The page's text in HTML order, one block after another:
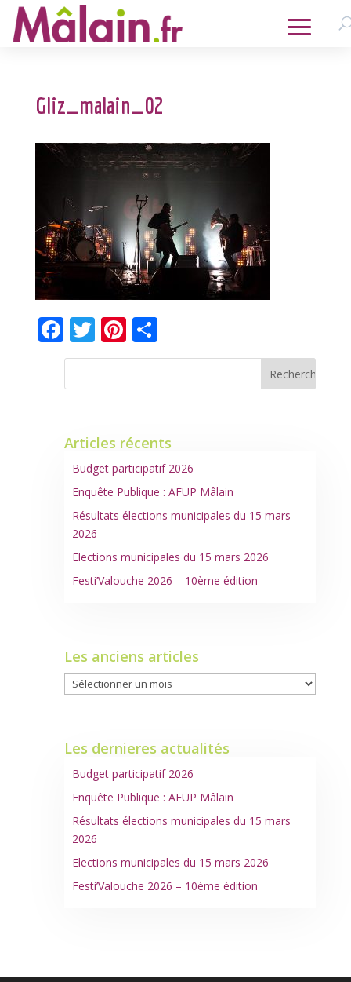
Gliz_malain_02
Facebook
Twitter
Pinterest
Partager
Articles récents
Budget participatif 2026
Enquête Publique : AFUP Mâlain
Résultats élections municipales du 15 mars
2026
Elections municipales du 15 mars 2026
Festi’Valouche 2026 – 10ème édition
Les anciens articles
Les
anciens
Les dernieres actualités
Budget participatif 2026
Enquête Publique : AFUP Mâlain
Résultats élections municipales du 15 mars
2026
Elections municipales du 15 mars 2026
Festi’Valouche 2026 – 10ème édition